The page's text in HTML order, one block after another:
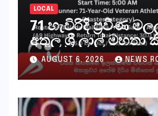
LOCAL
71 හැවිරිදි ප්‍රවීණ
අතුල ශ්‍රී ලාල්
30ක විශේෂ
අභියෝගයකට
AUGUST 6, 2026 NEWS